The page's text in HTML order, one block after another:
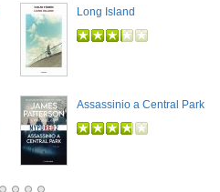
Long Island
Assassinio a Central Park